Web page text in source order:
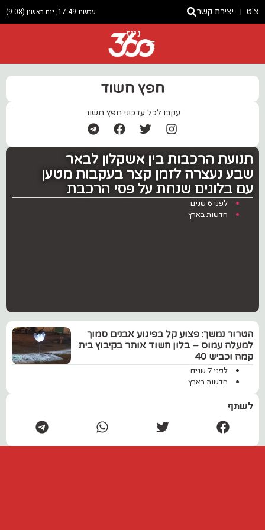
צ'ט יצירת קשר עכשיו 17:49, יום ראשון (9.08)
ניוז
חפץ חשוד
עקבו לכל עדכוני חפץ חשוד
תנועת הרכבות בין אשקלון לבאר
שבע נעצרה לזמן קצר בעקבות מטען
עם בלונים שנחת על פסי הרכבת
לפני 6 שנים
חדשות בארץ
הטרור נמשך: פצוע קל בפיגוע אבנים סמוך
למעלה עמוס – בלון חשוד אותר בקיבוץ בית
קמה וכביש 40
לפני 7 שנים
חדשות בארץ
לשתף